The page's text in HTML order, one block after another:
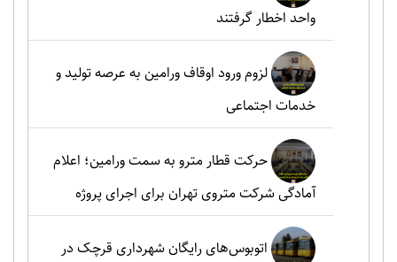
واحد اخطار گرفتند
لزوم ورود اوقاف ورامین به عرصه تولید و
خدمات اجتماعی
حرکت قطار مترو به سمت ورامین؛ اعلام
آمادگی شرکت متروی تهران برای اجرای پروژه
اتوبوس‌های رایگان شهرداری قرچک در